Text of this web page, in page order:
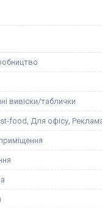
вивіски/таблички
food, Для офісу,